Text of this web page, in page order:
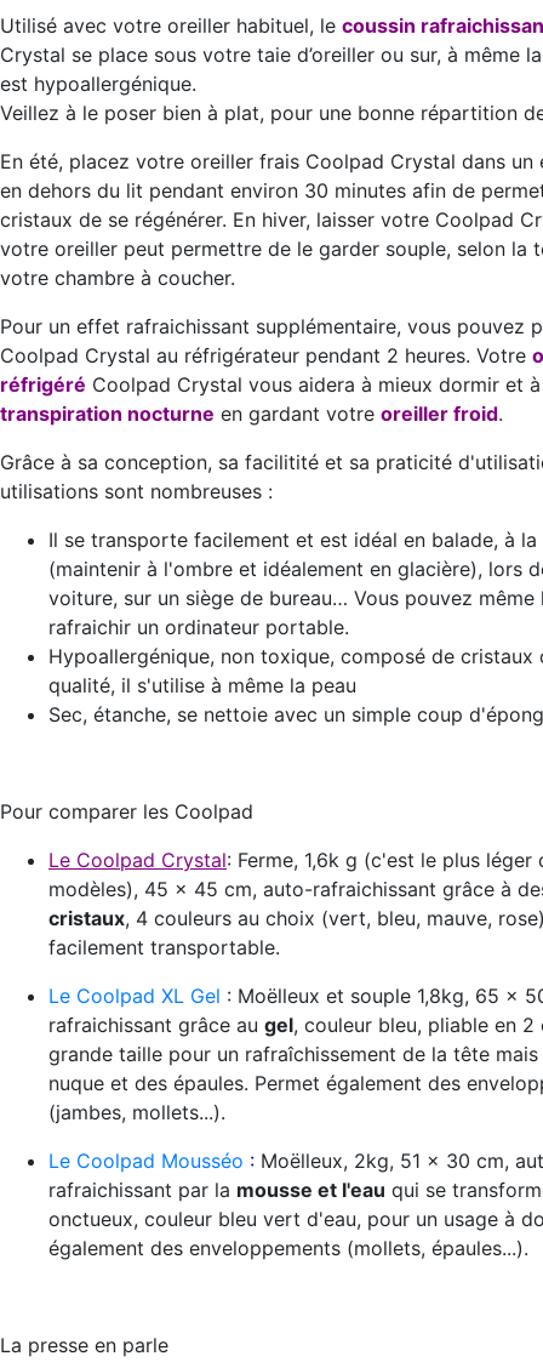
Utilisé avec votre oreiller habituel, le coussin
Crystal se place sous votre taie d’oreiller ou sur, à même
est hypoallergénique.
Veillez à le poser bien à plat, pour une bonne répartition
En été, placez votre oreiller frais Coolpad Crystal dans un
en dehors du lit pendant environ 30 minutes afin de
cristaux de se régénérer. En hiver, laisser votre Coolpad
votre oreiller peut permettre de le garder souple, selon la
votre chambre à coucher.
Pour un effet rafraichissant supplémentaire, vous pouvez
Coolpad Crystal au réfrigérateur pendant 2 heures. Votre
réfrigéré Coolpad Crystal vous aidera à mieux dormir et à
transpiration nocturne en gardant votre oreiller froid.
Grâce à sa conception, sa facilitité et sa praticité
utilisations sont nombreuses :
Il se transporte facilement et est idéal en balade, à la
(maintenir à l'ombre et idéalement en glacière), lors
voiture, sur un siège de bureau… Vous pouvez même
rafraichir un ordinateur portable.
Hypoallergénique, non toxique, composé de cristaux
qualité, il s'utilise à même la peau
Sec, étanche, se nettoie avec un simple coup
Pour comparer les Coolpad
Le Coolpad Crystal: Ferme, 1,6k g (c'est le plus léger
modèles), 45 x 45 cm, auto-rafraichissant grâce à
cristaux, 4 couleurs au choix (vert, bleu, mauve,
facilement transportable.
Le Coolpad XL Gel : Moëlleux et souple 1,8kg, 65 x
rafraichissant grâce au gel, couleur bleu, pliable en 2
grande taille pour un rafraîchissement de la tête mais
nuque et des épaules. Permet également des
(jambes, mollets...).
Le Coolpad Mousséo : Moëlleux, 2kg, 51 x 30 cm,
rafraichissant par la mousse et l'eau qui se
onctueux, couleur bleu vert d'eau, pour un usage à
également des enveloppements (mollets, épaules...).
La presse en parle